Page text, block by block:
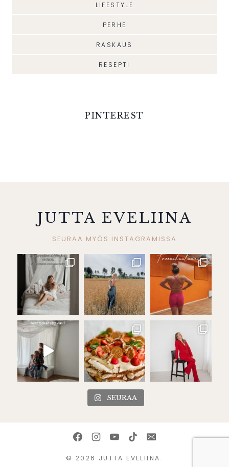
LIFESTYLE
PERHE
RASKAUS
RESEPTI
PINTEREST
JUTTA EVELIINA
SEURAA MYÖS INSTAGRAMISSA
SEURAA
© 2026 JUTTA EVELIINA.